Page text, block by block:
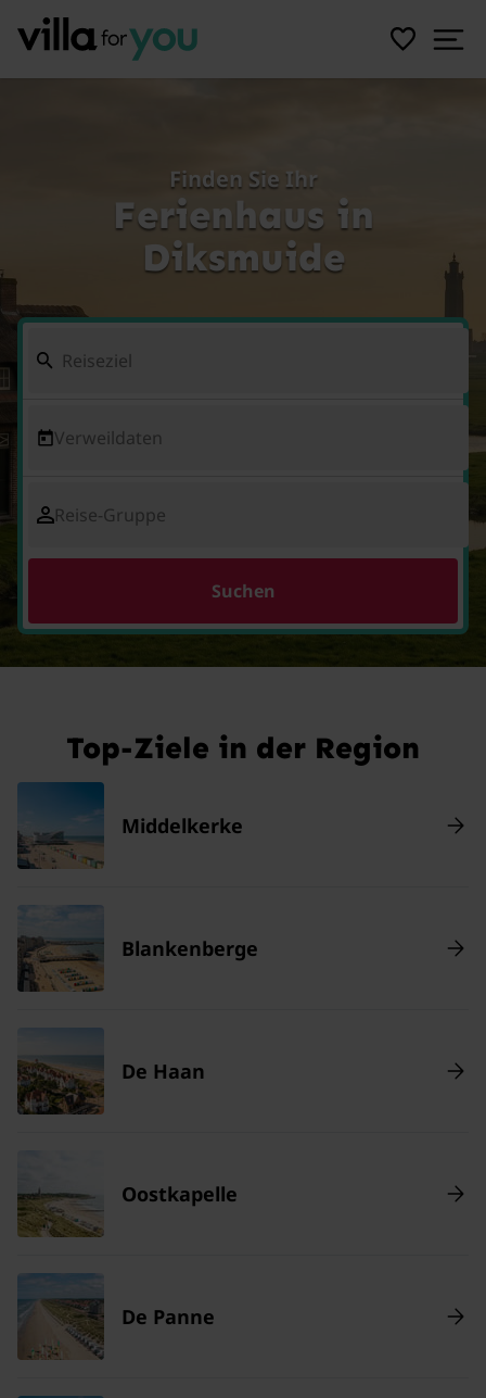
Finden Sie Ihr
Ferienhaus in
Diksmuide
Verweildaten
Reise-Gruppe
Suchen
Top-Ziele in der Region
Middelkerke
Blankenberge
De Haan
Oostkapelle
De Panne